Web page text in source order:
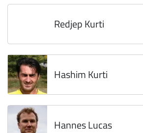
Redjep Kurti
Hashim Kurti
Hannes Lucas